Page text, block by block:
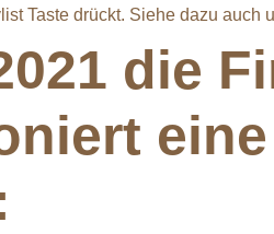
Taste drückt. Siehe dazu auch
die